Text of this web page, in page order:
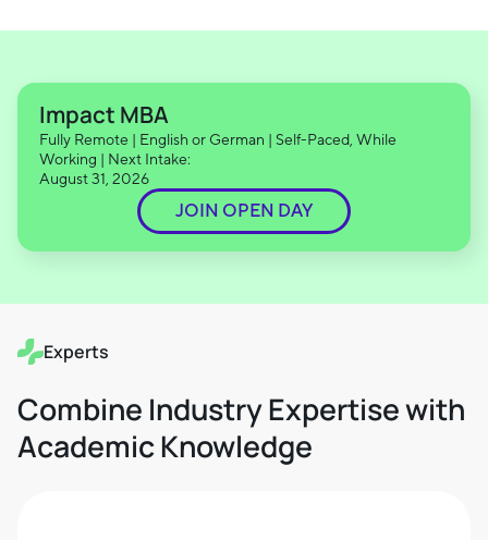
Impact MBA
Fully Remote | English or German | Self-Paced, While
Working | Next Intake:
August 31, 2026
JOIN OPEN DAY
Experts
Combine Industry Expertise with
Academic Knowledge